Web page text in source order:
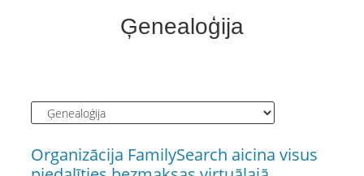
Ģenealoģija
Organizācija FamilySearch aicina visus